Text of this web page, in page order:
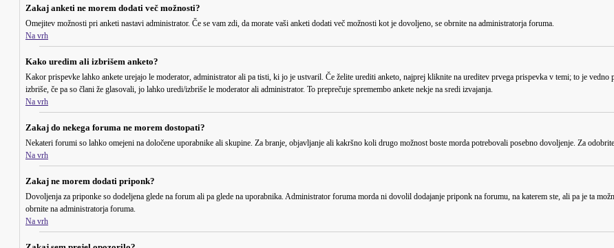
Zakaj anketi ne morem dodati več možnosti?
Omejitev možnosti pri anketi nastavi administrator. Če se vam zdi, da morate vaši anketi dodati več možnosti kot je dovoljeno, se obrnite na administratorja foruma.
Na vrh
Kako uredim ali izbrišem anketo?
Kakor prispevke lahko ankete urejajo le moderator, administrator ali pa tisti, ki jo je ustvaril. Če želite urediti anketo, najprej kliknite na ureditev prvega prispevka v temi; to je
izbriše, če pa so člani že glasovali, jo lahko uredi/izbriše le moderator ali administrator. To preprečuje spremembo ankete nekje na sredi izvajanja.
Na vrh
Zakaj do nekega foruma ne morem dostopati?
Nekateri forumi so lahko omejeni na določene uporabnike ali skupine. Za branje, objavljanje ali kakršno koli drugo možnost boste morda potrebovali posebno dovoljenje. Za
Na vrh
Zakaj ne morem dodati priponk?
Dovoljenja za priponke so dodeljena glede na forum ali pa glede na uporabnika. Administrator foruma morda ni dovolil dodajanje priponk na forumu, na katerem ste, ali pa je ta
obrnite na administratorja foruma.
Na vrh